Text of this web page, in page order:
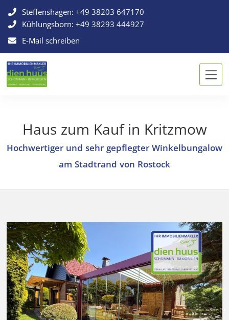
Steffenshagen:+49 38203 647170
Kühlungsborn:+49 38293 444927
E-Mail schreiben
Haus zum Kauf in Kritzmow
Hochwertiger und sehr gepflegter Winkelbungalow
am Stadtrand von Rostock